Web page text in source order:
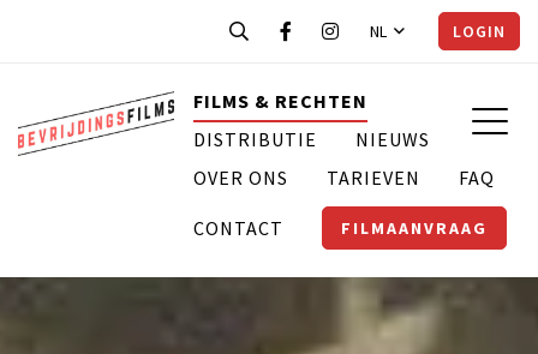
NL LOGIN
FILMS & RECHTEN
DISTRIBUTIE
NIEUWS
OVER ONS
TARIEVEN FAQ
CONTACT FILMAANVRAAG